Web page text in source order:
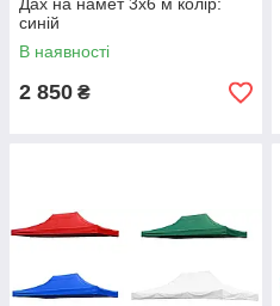
синій
В наявності
2 850 ₴